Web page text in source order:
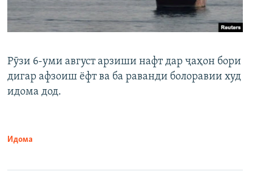
Рӯзи 6-уми август арзиши нафт дар ҷаҳон бори
дигар афзоиш ёфт ва ба раванди болоравии худ
идома дод.
Идома